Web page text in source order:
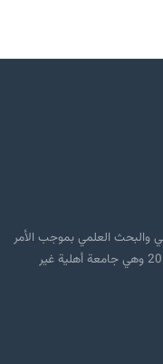
والبحث العلمي بموجب الأمر
الوزاري الصادر منها ذي العدد (21890) لسنة 2018 وهي جامعة أهلية غير